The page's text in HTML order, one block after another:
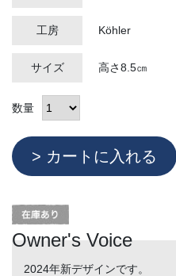
工房 Köhler
サイズ 高さ8.5㎝
数量
Owner's Voice
2024年新デザインです。